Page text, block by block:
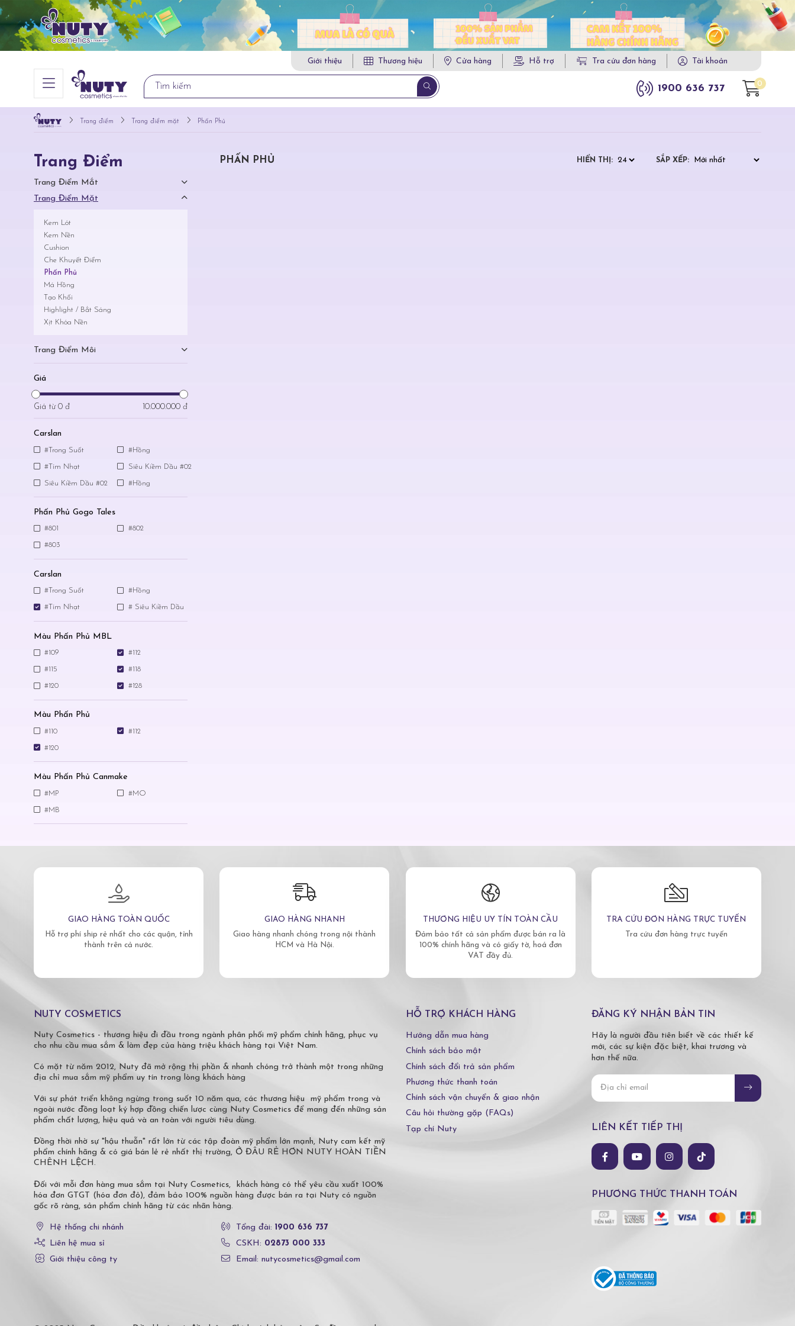
Giới thiệu Thương hiệu Cửa hàng Hỗ trợ Tra cứu đơn hàng Tài khoản
1900 636 737 0
Trang điểm Trang điểm mặt Phấn Phủ
Trang Điểm
Trang Điểm Mắt
Trang Điểm Mặt
Kem Lót
Kem Nền
Cushion
Che Khuyết Điểm
Phấn Phủ
Má Hồng
Tạo Khối
Highlight / Bắt Sáng
Xịt Khóa Nền
Trang Điểm Môi
Giá
Giá từ 0 đ 10.000.000 đ
Carslan
#Trong Suốt #Hồng
#Tím Nhạt Siêu Kiềm Dầu #02
Siêu Kiềm Dầu #02 #Hồng
Phấn Phủ Gogo Tales
#801 #802
#803
Carslan
#Trong Suốt #Hồng
#Tím Nhạt # Siêu Kiềm Dầu
Màu Phấn Phủ MBL
#109 #112
#115 #118
#120 #128
Màu Phấn Phủ
#110 #112
#120
Màu Phấn Phủ Canmake
#MP #MO
#MB
PHẤN PHỦ HIỂN THỊ: SẮP XẾP:
GIAO HÀNG TOÀN QUỐC
Hỗ trợ phí ship rẻ nhất cho các quận, tỉnh
thành trên cả nước.
GIAO HÀNG NHANH
Giao hàng nhanh chóng trong nội thành
HCM và Hà Nội.
THƯƠNG HIỆU UY TÍN TOÀN CẦU
Đảm bảo tất cả sản phẩm được bán ra là
100% chính hãng và có giấy tờ, hoá đơn
VAT đầy đủ.
TRA CỨU ĐƠN HÀNG TRỰC TUYẾN
Tra cứu đơn hàng trực tuyến
NUTY COSMETICS
Nuty Cosmetics - thương hiệu đi đầu trong ngành phân phối mỹ phẩm chính hãng, phục vụ
cho nhu cầu mua sắm & làm đẹp của hàng triệu khách hàng tại Việt Nam.
Có mặt từ năm 2012, Nuty đã mở rộng thị phần & nhanh chóng trở thành một trong những
địa chỉ mua sắm mỹ phẩm uy tín trong lòng khách hàng
Với sự phát triển không ngừng trong suốt 10 năm qua, các thương hiệu mỹ phẩm trong và
ngoài nước đồng loạt ký hợp đồng chiến lược cùng Nuty Cosmetics để mang đến những sản
phẩm chất lượng, hiệu quả và an toàn với người tiêu dùng.
Đồng thời nhờ sự "hậu thuẫn" rất lớn từ các tập đoàn mỹ phẩm lớn mạnh, Nuty cam kết mỹ
phẩm chính hãng & có giá bán lẻ rẻ nhất thị trường, Ở ĐÂU RẺ HƠN NUTY HOÀN TIỀN
CHÊNH LỆCH.
Đối với mỗi đơn hàng mua sắm tại Nuty Cosmetics, khách hàng có thể yêu cầu xuất 100%
hóa đơn GTGT (hóa đơn đỏ), đảm bảo 100% nguồn hàng được bán ra tại Nuty có nguồn
gốc rõ ràng, sản phẩm chính hãng từ các nhãn hàng.
Hệ thống chi nhánh
Liên hệ mua sỉ
Giới thiệu công ty
Tổng đài: 1900 636 737
CSKH: 02873 000 333
Email: nutycosmetics@gmail.com
HỖ TRỢ KHÁCH HÀNG
Hướng dẫn mua hàng
Chính sách bảo mật
Chính sách đổi trả sản phẩm
Phương thức thanh toán
Chính sách vận chuyển & giao nhận
Câu hỏi thường gặp (FAQs)
Tạp chí Nuty
ĐĂNG KÝ NHẬN BẢN TIN
Hãy là người đầu tiên biết về các thiết kế
mới, các sự kiện đặc biệt, khai trương và
hơn thế nữa.
LIÊN KẾT TIẾP THỊ
PHƯƠNG THỨC THANH TOÁN